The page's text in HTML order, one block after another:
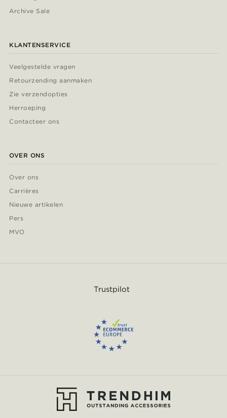
Archive Sale
KLANTENSERVICE
Veelgestelde vragen
Retourzending aanmaken
Zie verzendopties
Herroeping
Contacteer ons
OVER ONS
Over ons
Carrières
Nieuwe artikelen
Pers
MVO
Trustpilot